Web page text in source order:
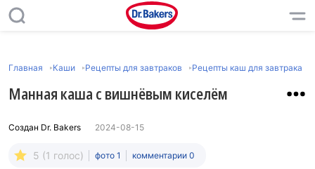
Главная Каши Рецепты для завтраков Рецепты каш для завтрака
Манная каша с вишнёвым киселём
Создан Dr. Bakers 2024-08-15
5 (1 голос) фото 1 комментарии 0